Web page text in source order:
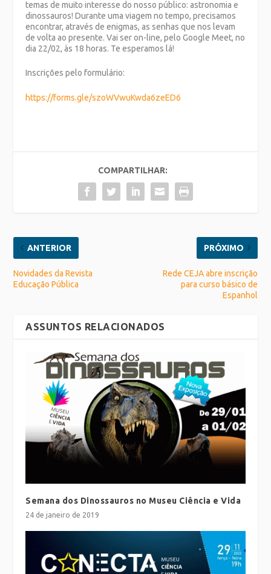
temas de muito interesse do nosso público: astronomia e
dinossauros! Durante uma viagem no tempo, precisamos
encontrar, através de enigmas, as senhas que nos levam
de volta ao presente. Vai ser on-line, pelo Google Meet, no
dia 22/02, às 18 horas. Te esperamos lá!
Inscrições pelo formulário:
https://forms.gle/szoWVwuKwda6zeED6
COMPARTILHAR:
ANTERIOR
Novidades da Revista
Educação Pública
PRÓXIMO
Rede CEJA abre inscrição
para curso básico de
Espanhol
ASSUNTOS RELACIONADOS
Semana dos Dinossauros no Museu Ciência e Vida
24 de janeiro de 2019